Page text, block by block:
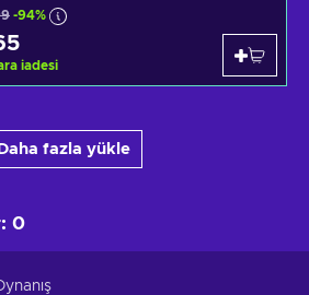
-94%
iadesi
fazla yükle
: 0